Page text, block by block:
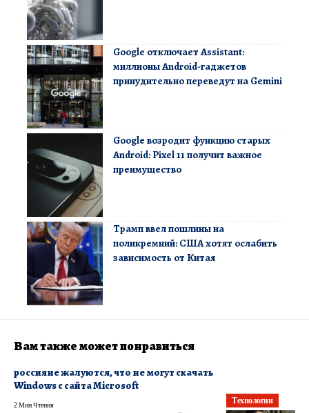
Google отключает Assistant:
миллионы Android-гаджетов
принудительно переведут на Gemini
Google возродит функцию старых
Android: Pixel 11 получит важное
преимущество
Трамп ввел пошлины на
поликремний: США хотят ослабить
зависимость от Китая
Вам также может понравиться
Технологии
россияне жалуются, что не могут скачать
Windows с сайта Microsoft
2 Мин Чтения